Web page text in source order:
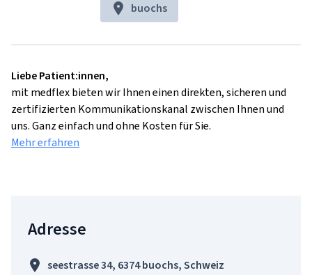
buochs
Liebe Patient:innen,
mit medflex bieten wir Ihnen einen direkten, sicheren und
zertifizierten Kommunikationskanal zwischen Ihnen und
uns. Ganz einfach und ohne Kosten für Sie.
Mehr erfahren
Adresse
seestrasse 34, 6374 buochs, Schweiz